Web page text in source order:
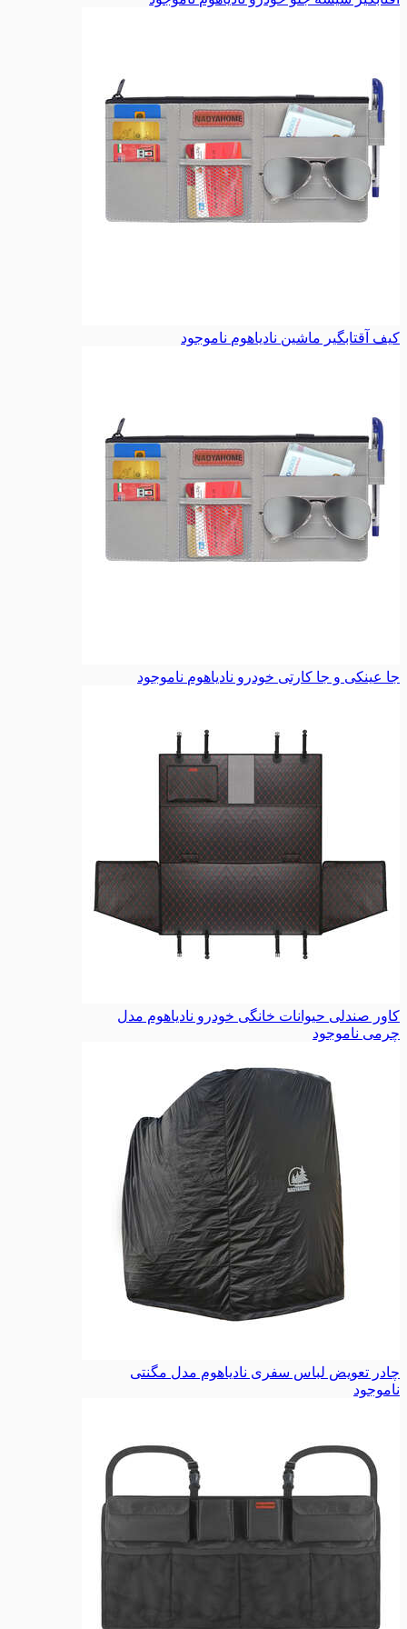
کیف آقتابگیر ماشین نادیاهوم ناموجود
جا عینکی و جا کارتی خودرو نادیاهوم ناموجود
کاور صندلی حیوانات خانگی خودرو نادیاهوم مدل
چرمی ناموجود
چادر تعویض لباس سفری نادیاهوم مدل مگنتی
ناموجود